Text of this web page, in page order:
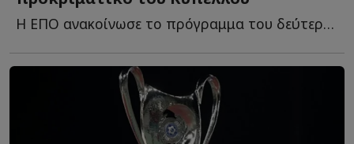
Η ΕΠΟ ανακοίνωσε το πρόγραμμα του δεύτερου προκριματικού γ...